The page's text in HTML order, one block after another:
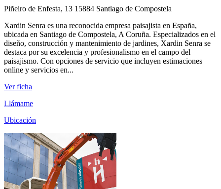
Piñeiro de Enfesta, 13 15884 Santiago de Compostela
Xardin Senra es una reconocida empresa paisajista en España,
ubicada en Santiago de Compostela, A Coruña. Especializados en el
diseño, construcción y mantenimiento de jardines, Xardin Senra se
destaca por su excelencia y profesionalismo en el campo del
paisajismo. Con opciones de servicio que incluyen estimaciones
online y servicios en...
Ver ficha
Llámame
Ubicación